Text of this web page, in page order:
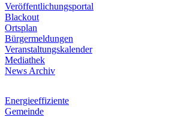
Veröffentlichungsportal
Blackout
Ortsplan
Bürgermeldungen
Veranstaltungskalender
Mediathek
News Archiv
Energieeffiziente
Gemeinde